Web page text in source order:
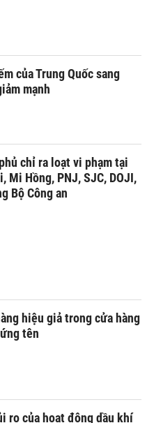
của Trung Quốc sang
mạnh
chỉ ra loạt vi phạm tại
Mi Hồng, PNJ, SJC, DOJI,
Bộ Công an
hiệu giả trong cửa hàng
tên
ro của hoạt động dầu khí